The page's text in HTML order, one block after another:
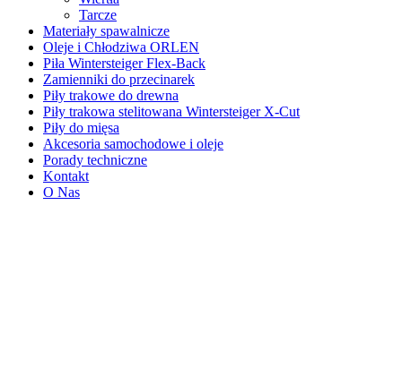
Tarcze
Materiały spawalnicze
Oleje i Chłodziwa ORLEN
Piła Wintersteiger Flex-Back
Zamienniki do przecinarek
Piły trakowe do drewna
Piły trakowa stelitowana Wintersteiger X-Cut
Piły do mięsa
Akcesoria samochodowe i oleje
Porady techniczne
Kontakt
O Nas